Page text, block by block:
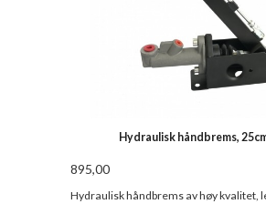
Hydraulisk håndbrems,
895,00
Hydraulisk håndbrems av høy kvalitet,